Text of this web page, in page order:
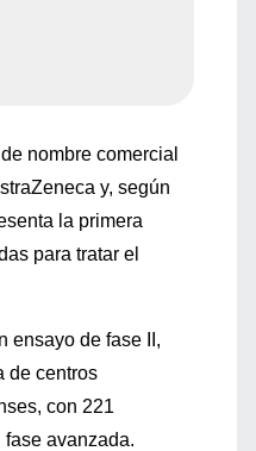
nombre comercial
y, según
la primera
para tratar el
ensayo de fase II,
de centros
con 221
avanzada.